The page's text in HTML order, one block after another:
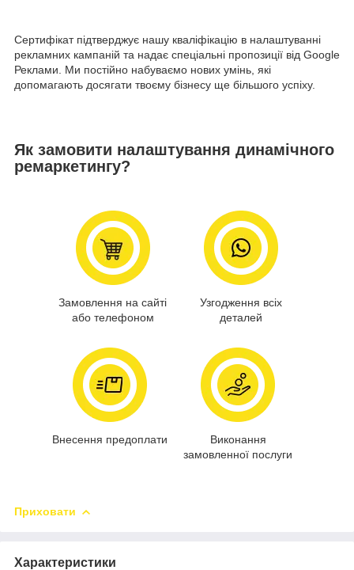
Сертифікат підтверджує нашу кваліфікацію в налаштуванні
рекламних кампаній та надає спеціальні пропозиції від Google
Реклами. Ми постійно набуваємо нових умінь, які
допомагають досягати твоєму бізнесу ще більшого успіху.
Як замовити налаштування динамічного
ремаркетингу?
Замовлення на сайті
або телефоном
Узгодження всіх
деталей
Внесення предоплати
Виконання
замовленної послуги
Приховати
Характеристики